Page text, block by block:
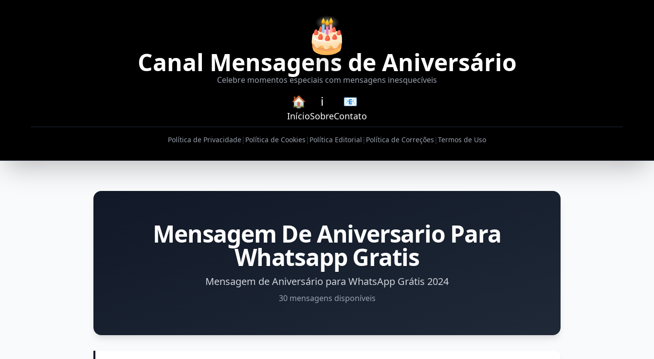
🎂
Canal Mensagens de Aniversário
Celebre momentos especiais com mensagens inesquecíveis
🏠
Início
ℹ️
Sobre
📧
Contato
Política de Privacidade| Política de Cookies | Política Editorial | Política de Correções |Termos de Uso
Mensagem De Aniversario Para
Whatsapp Gratis
Mensagem de Aniversário para WhatsApp Grátis 2024
30 mensagens disponíveis